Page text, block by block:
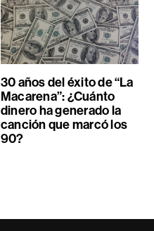
30 años del éxito de “La
Macarena”: ¿Cuánto
dinero ha generado la
canción que marcó los
90?